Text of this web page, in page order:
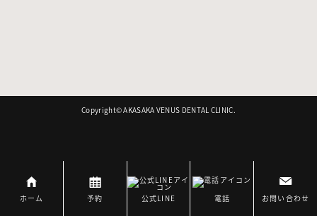
ホーム 予約 公式LINE 電話 お問い合わせ
Copyright©︎ AKASAKA VENUS DENTAL CLINIC.